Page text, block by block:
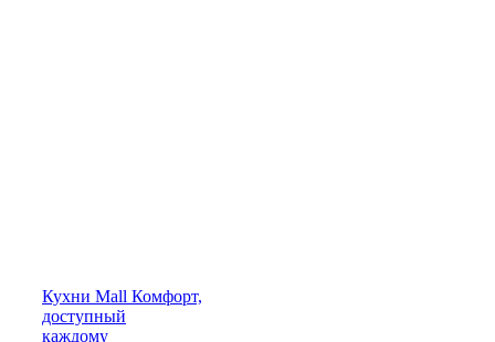
Кухни Mall Комфорт,
доступный
каждому